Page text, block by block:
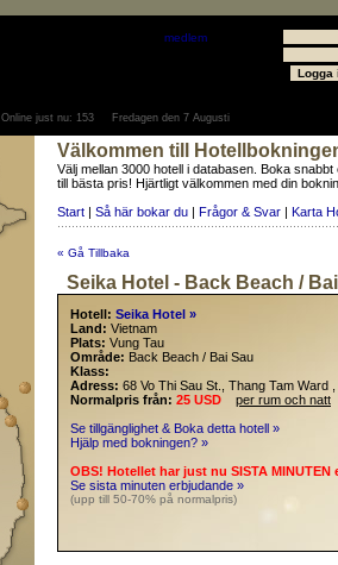
Välkommen till
Välj mellan 3000 hotell i databasen. Boka snabbt
till bästa pris! Hjärtligt välkommen med din
Start | Så här bokar du | Frågor & Svar | Karta
« Gå Tillbaka
Seika Hotel - Back Beach /
Hotell: Seika Hotel »
Land: Vietnam
Plats: Vung Tau
Område: Back Beach / Bai Sau
Klass:
Adress: 68 Vo Thi Sau St., Thang Tam Ward
Normalpris från: 25 USD
per rum och natt
Se tillgänglighet & Boka detta hotell »
Hjälp med bokningen? »
OBS! Hotellet har just nu SISTA MINUTEN
Se sista minuten erbjudande »
(upp till 50-70% på normalpris)
Online just nu: 153 Fredagen den 7 Augusti
medlem